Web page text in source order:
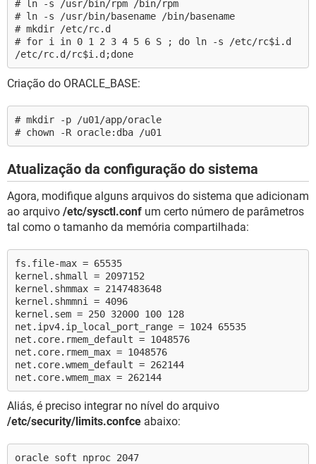
# ln -s /usr/bin/rpm /bin/rpm
# ln -s /usr/bin/basename /bin/basename
# mkdir /etc/rc.d
# for i in 0 1 2 3 4 5 6 S ; do ln -s /etc/rc$i.d
/etc/rc.d/rc$i.d;done
Criação do ORACLE_BASE:
# mkdir -p /u01/app/oracle
# chown -R oracle:dba /u01
Atualização da configuração do sistema
Agora, modifique alguns arquivos do sistema que adicionam
ao arquivo /etc/sysctl.conf um certo número de parâmetros
tal como o tamanho da memória compartilhada:
fs.file-max = 65535
kernel.shmall = 2097152
kernel.shmmax = 2147483648
kernel.shmmni = 4096
kernel.sem = 250 32000 100 128
net.ipv4.ip_local_port_range = 1024 65535
net.core.rmem_default = 1048576
net.core.rmem_max = 1048576
net.core.wmem_default = 262144
net.core.wmem_max = 262144
Aliás, é preciso integrar no nível do arquivo
/etc/security/limits.confce abaixo:
oracle soft nproc 2047